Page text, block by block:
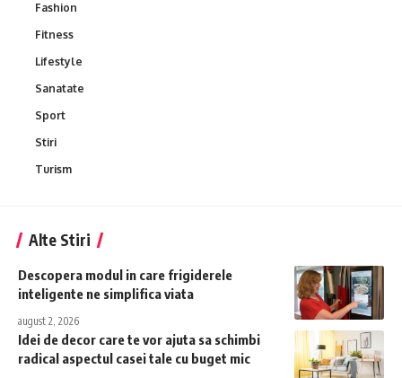
Fashion
Fitness
Lifestyle
Sanatate
Sport
Stiri
Turism
Alte Stiri
Descopera modul in care frigiderele
inteligente ne simplifica viata
august 2, 2026
Idei de decor care te vor ajuta sa schimbi
radical aspectul casei tale cu buget mic